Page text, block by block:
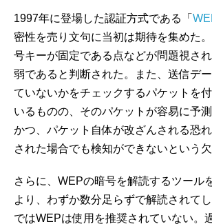
1997年に登場した認証方式である「
密性を売り文句に当初は期待を集めた
号キーが固定である点などが問題視さ
弱であると判断された。また、送信デ
ていないかをチェックするパケットを
いるものの、そのパケットが容易に予測
かつ、パケット自体が改ざんされる恐
された場合でも検知ができないという欠
さらに、WEPの暗号を解読するツール
より、わずか数分足らずで解読されて
ではWEPは使用を推奨されていない。